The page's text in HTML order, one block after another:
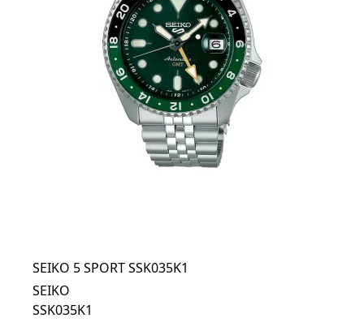
SEIKO 5 SPORT SSK035K1
SEIKO
SSK035K1